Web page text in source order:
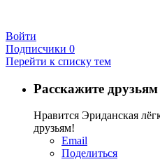
Войти
Подписчики 0
Перейти к списку тем
Расскажите друзьям
Нравится Эриданская
друзьям!
Email
Поделиться